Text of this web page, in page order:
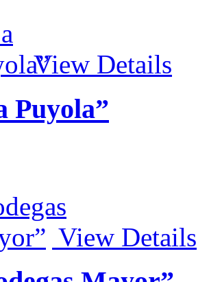
View Details
Puyola”
View Details